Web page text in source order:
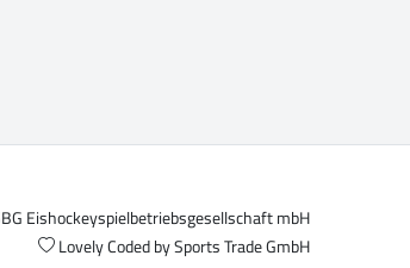
Eishockeyspielbetriebsgesellschaft mbH
Lovely Coded bySports Trade GmbH